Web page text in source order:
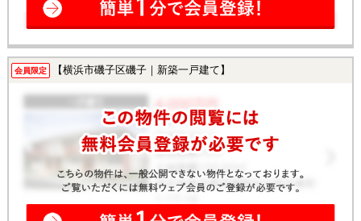
会員限定 【横浜市磯子区磯子｜新築一戸建て】